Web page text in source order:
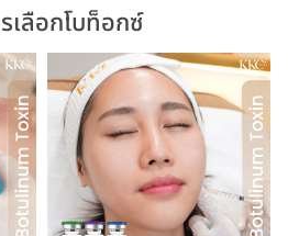
เลือกโบท็อกซ์